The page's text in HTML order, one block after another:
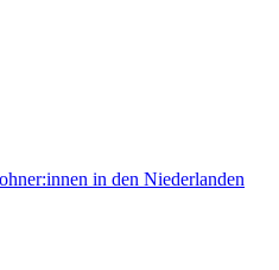
in den Niederlanden